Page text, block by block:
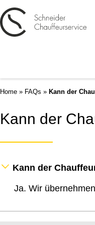
Home » FAQs » Kann der
Kann der
Kann der
Ja. Wir